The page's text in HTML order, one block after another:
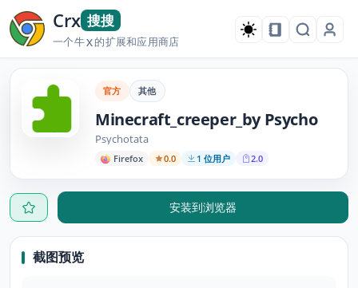
Crx 搜搜
一个牛X的扩展和应用商店
官方 其他
Minecraft_creeper_by Psycho
Psychotata
Firefox 0.0 1 位用户 2.0
安装到浏览器
截图预览